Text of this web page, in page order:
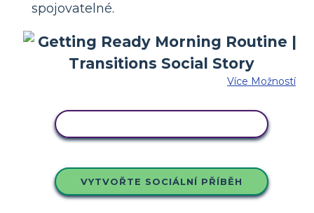
spojovatelné.
Více Možností
VYTVOŘTE SOCIÁLNÍ PŘÍBĚH